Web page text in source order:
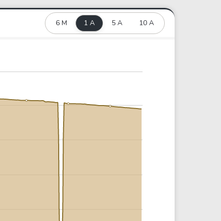
6 M 1 A 5 A 10 A